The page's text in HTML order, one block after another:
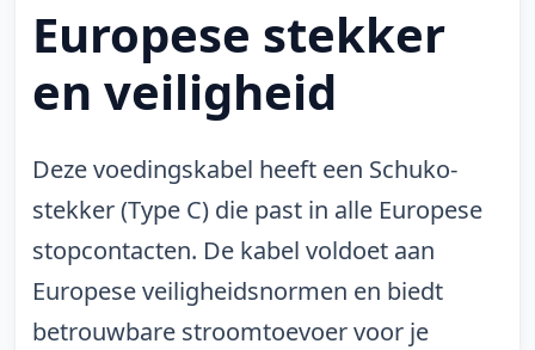
Europese stekker
en veiligheid
Deze voedingskabel heeft een Schuko-
stekker (Type C) die past in alle Europese
stopcontacten. De kabel voldoet aan
Europese veiligheidsnormen en biedt
betrouwbare stroomtoevoer voor je